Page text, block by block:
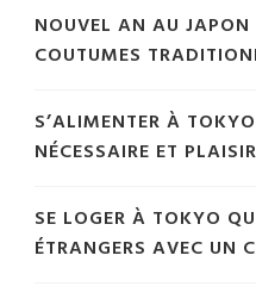
NOUVEL AN AU
COUTUMES
S’ALIMENTER À
NÉCESSAIRE ET
SE LOGER À TOKYO
ÉTRANGERS AVEC UN